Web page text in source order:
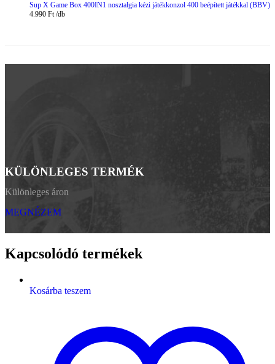
Sup X Game Box 400IN1 nosztalgia kézi játékkonzol 400 beépített játékkal (BBV)
4.990 Ft
KÜLÖNLEGES TERMÉK
Különleges áron
MEGNÉZEM
Kapcsolódó termékek
Kosárba teszem